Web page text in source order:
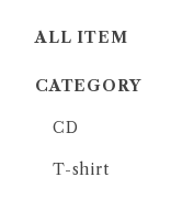
ALL ITEM
CATEGORY
CD
T-shirt